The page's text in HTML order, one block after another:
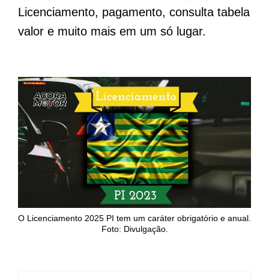
Licenciamento, pagamento, consulta tabela
valor e muito mais em um só lugar.
O Licenciamento 2025 PI tem um caráter obrigatório e anual.
Foto: Divulgação.